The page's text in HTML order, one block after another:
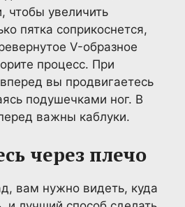
чтобы увеличить
пятка соприкоснется,
V-образное
процесс. При
вы продвигаетесь
подушечками ног. В
важны каблуки.
через плечо
вам нужно видеть, куда